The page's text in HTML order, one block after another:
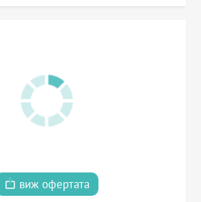
виж офертата